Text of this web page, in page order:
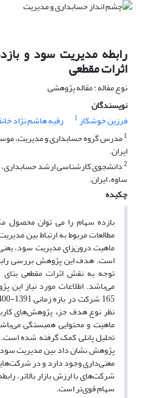
رابطه مدیریت سود و
اثرات مقطعی
نوع مقاله : مقاله پژوهشی
نویسندگان
فرزین خوشکار1 رقیه هاشم نژاد
1مدرس گروه حسابداری و مدیریت،
ایران.
2دانشجوی کارشناسی ارشد
ساوه، ایران.
چکیده
بازده‌ سهام را می توان
مطالعات مربوط به ارتباط بین
ماهیت درون‌زای مدیریت سود،
است. هدف این پژوهش بررسی
توجه به نقش اثرات مقطعی بتای
می‌باشد. اطلاعات مورد نیاز این
نظر نوع هدف جزء پژوهش‌های
ماهیت و محتوایی همبستگی
تحلیل پانلی کمک گرفته شده
پژوهش نشان داد بین مدیریت سود
معنی‌داری وجود دارد و در
شرکت‌های با ارزش بازار بالاتر،
سهام قوی‌تر است.